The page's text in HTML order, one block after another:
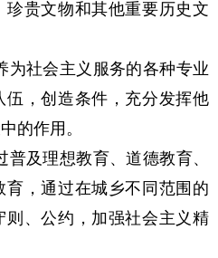
贵文物和其他重要历史文
社会主义服务的各种专业
伍，创造条件，充分发挥他
的作用。
及理想教育、道德教育、
，通过在城乡不同范围的
、公约，加强社会主义精